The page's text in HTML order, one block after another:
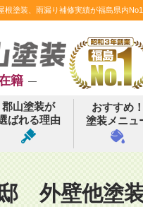
塗装、雨漏り補修実績が福島県内
籍
郡山塗装が
ばれる理由
おすすめ！
塗装メニュ
邸 外壁他塗